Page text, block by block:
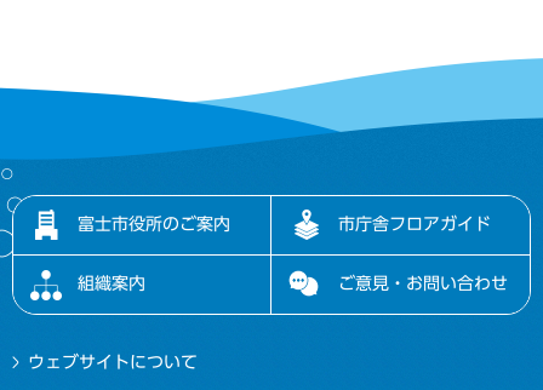
富士市役所のご案内 市庁舎フロアガイド
組織案内 ご意見・お問い合わせ
ウェブサイトについて